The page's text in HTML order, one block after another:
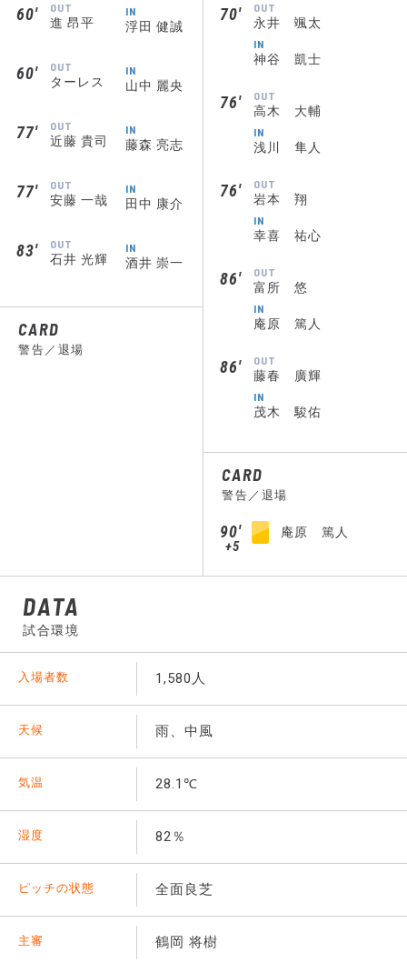
60′ OUT
進 昂平
IN
浮田 健誠
60′ OUT
ターレス
IN
山中 麗央
77′ OUT
近藤 貴司
IN
藤森 亮志
77′ OUT
安藤 一哉
IN
田中 康介
83′ OUT
石井 光輝
IN
酒井 崇一
CARD
警告／退場
70′ OUT
永井 颯太
IN
神谷 凱士
76′ OUT
高木 大輔
IN
浅川 隼人
76′ OUT
岩本 翔
IN
幸喜 祐心
86′ OUT
富所 悠
IN
庵原 篤人
86′ OUT
藤春 廣輝
IN
茂木 駿佑
CARD
警告／退場
90′
+5
庵原 篤人
DATA
試合環境
入場者数 1,580人
天候 雨、中風
気温 28.1℃
湿度 82％
ピッチの状態 全面良芝
主審 鶴岡 将樹